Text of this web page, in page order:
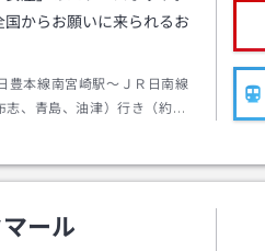
国からお願いに来られるお
豊本線南宮崎駅～ＪＲ日南線
志、青島、油津）行き（約２
ール